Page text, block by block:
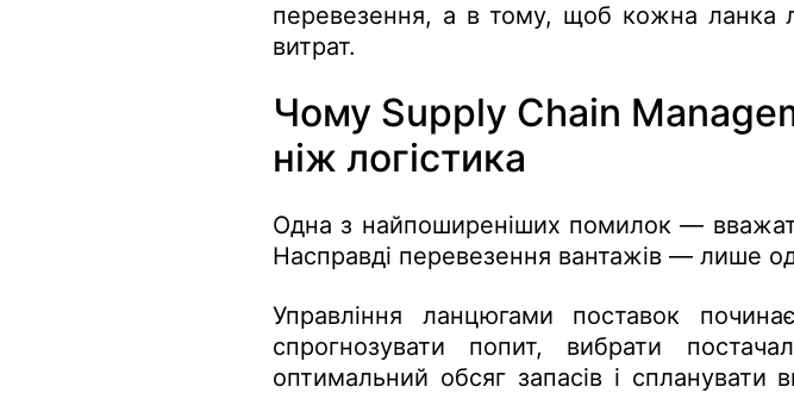
перевезення, а в тому, щоб кожна ланка
витрат.
Чому Supply Chain
ніж логістика
Одна з найпоширеніших помилок —
Насправді перевезення вантажів — лише
Управління ланцюгами поставок
спрогнозувати попит, вибрати
оптимальний обсяг запасів і